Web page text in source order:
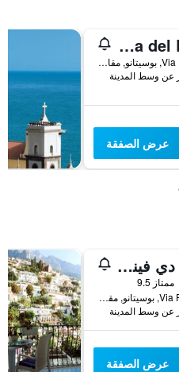
La Taverna del Leone
Via Laurito 43, بوسيتانو, مقاطعة ساليرنو, إيطاليا
عرض الصفقة
لا روزا دي فينتي
ممتاز 9.5
Via Fornillo 40, بوسيتانو, مقاطعة ساليرنو, إيطاليا
عرض الصفقة